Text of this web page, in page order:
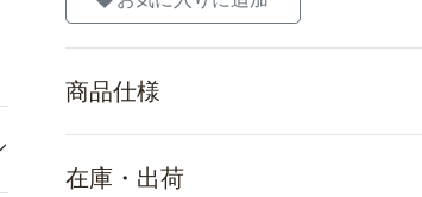
商品仕様
在庫・出荷